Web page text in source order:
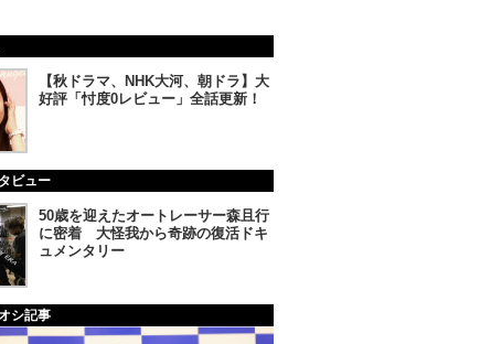
【秋ドラマ、NHK大河、朝ドラ】大
好評「忖度0レビュー」全話更新！
ビュー
50歳を迎えたオートレーサー森且行
に密着 大怪我から奇跡の復活ドキ
ュメンタリー
シ記事